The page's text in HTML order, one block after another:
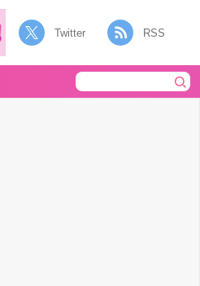
Twitter RSS